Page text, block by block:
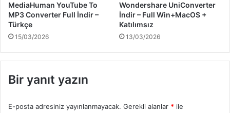
MediaHuman YouTube To
MP3 Converter Full İndir –
Türkçe
15/03/2026
Wondershare UniConverter
İndir – Full Win+MacOS +
Katılımsız
13/03/2026
Bir yanıt yazın
E-posta adresiniz yayınlanmayacak. Gerekli alanlar * ile